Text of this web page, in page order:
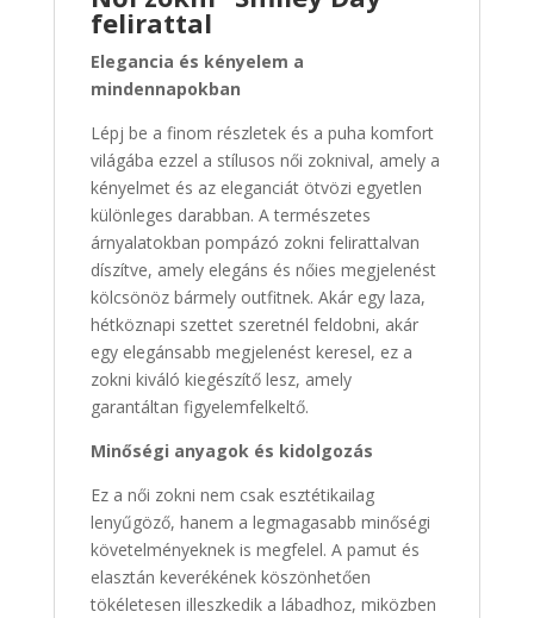
felirattal
Elegancia és kényelem a
mindennapokban
Lépj be a finom részletek és a puha komfort
világába ezzel a stílusos női zoknival, amely a
kényelmet és az eleganciát ötvözi egyetlen
különleges darabban. A természetes
árnyalatokban pompázó zokni felirattalvan
díszítve, amely elegáns és nőies megjelenést
kölcsönöz bármely outfitnek. Akár egy laza,
hétköznapi szettet szeretnél feldobni, akár
egy elegánsabb megjelenést keresel, ez a
zokni kiváló kiegészítő lesz, amely
garantáltan figyelemfelkeltő.
Minőségi anyagok és kidolgozás
Ez a női zokni nem csak esztétikailag
lenyűgöző, hanem a legmagasabb minőségi
követelményeknek is megfelel. A pamut és
elasztán keverékének köszönhetően
tökéletesen illeszkedik a lábadhoz, miközben